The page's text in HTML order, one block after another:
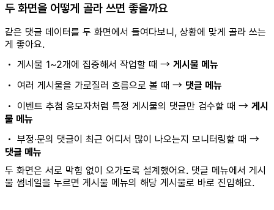
두 화면을 어떻게 골라 쓰면 좋을까요
같은 댓글 데이터를 두 화면에서 들여다보니, 상황에 맞게 골라 쓰는
게 좋아요.
• 게시물 1~2개에 집중해서 작업할 때 → 게시물 메뉴
• 여러 게시물을 가로질러 흐름으로 볼 때 → 댓글 메뉴
• 이벤트 추첨 응모자처럼 특정 게시물의 댓글만 검수할 때 → 게시
물 메뉴
• 부정·문의 댓글이 최근 어디서 많이 나오는지 모니터링할 때 →
댓글 메뉴
두 화면은 서로 막힘 없이 오가도록 설계했어요. 댓글 메뉴에서 게시
물 썸네일을 누르면 게시물 메뉴의 해당 게시물로 바로 진입해요.